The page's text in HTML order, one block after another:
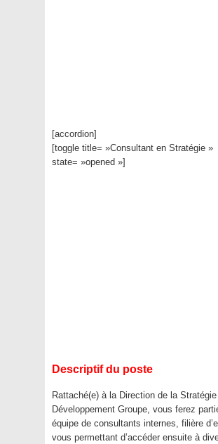
[accordion]
[toggle title= »Consultant en Stratégie »
state= »opened »]
Descriptif du poste
Rattaché(e) à la Direction de la
Développement Groupe, vous ferez
équipe de consultants internes, filière
vous permettant d’accéder ensuite à